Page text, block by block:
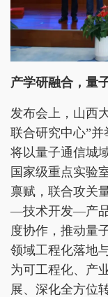
产学研融合，量
发布会上，山西
联合研究中心”
将以量子通信城
国家级重点实验
禀赋，联合攻关
—技术开发—产
度协作，推动量
领域工程化落地
为可工程化、产
展、深化全方位